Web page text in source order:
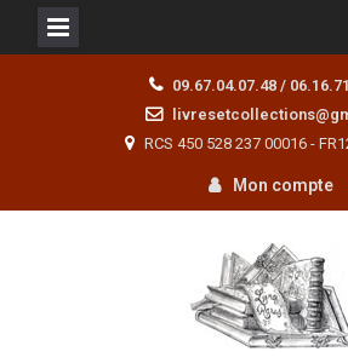
09.67.04.07.48 /
RCS 450 528 237 00016 -
Mon compte